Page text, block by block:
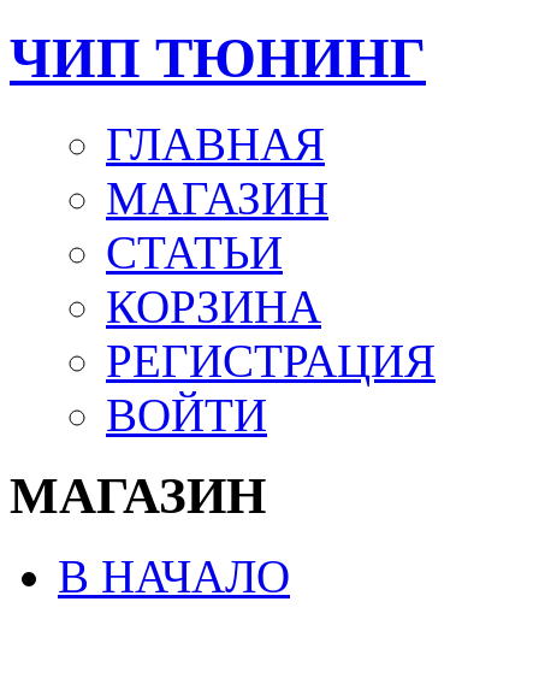
ЧИП ТЮНИНГ
ГЛАВНАЯ
МАГАЗИН
СТАТЬИ
КОРЗИНА
РЕГИСТРАЦИЯ
ВОЙТИ
МАГАЗИН
В НАЧАЛО